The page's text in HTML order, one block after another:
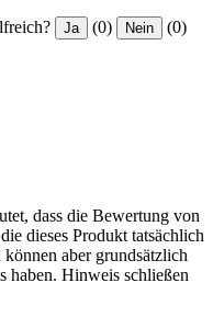
Ja (0) Nein (0)
dass die Bewertung von
dieses Produkt tatsächlich
aber grundsätzlich
haben. Hinweis schließen